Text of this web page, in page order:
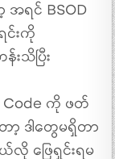
ရင် BSOD
င်းကို
သိပြီး
Code ကို ဖတ်
ဒါတွေမရှိတာ
လို ဖြေရှင်းရမ